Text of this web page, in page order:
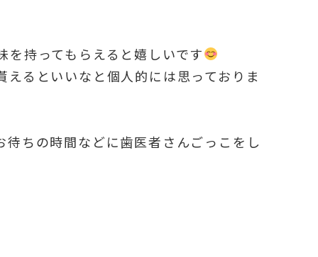
を持ってもらえると嬉しいです
るといいなと個人的には思っておりま
ちの時間などに歯医者さんごっこをし